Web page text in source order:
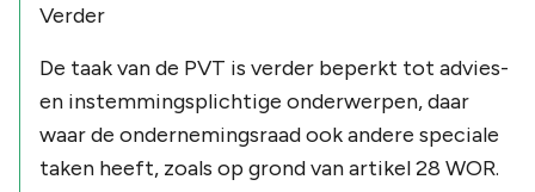
Verder
De taak van de PVT is verder beperkt tot advies-
en instemmingsplichtige onderwerpen, daar
waar de ondernemingsraad ook andere speciale
taken heeft, zoals op grond van artikel 28 WOR.